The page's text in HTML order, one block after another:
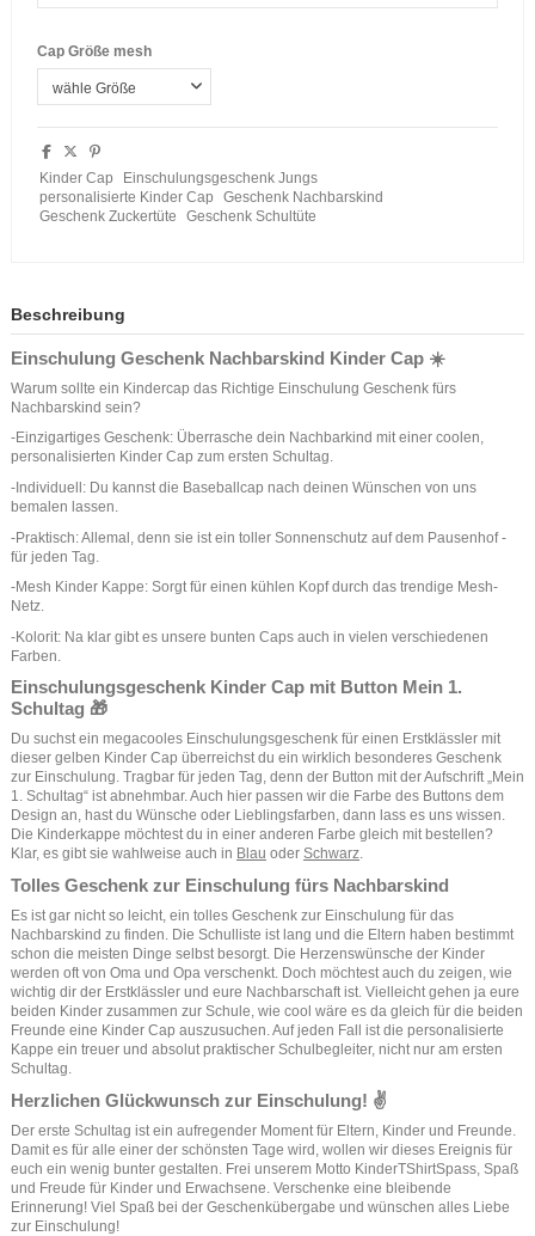
Cap Größe mesh
Kinder Cap
Einschulungsgeschenk Jungs
personalisierte Kinder Cap
Geschenk Nachbarskind
Geschenk Zuckertüte
Geschenk Schultüte
Beschreibung
Einschulung Geschenk Nachbarskind Kinder Cap ☀️
Warum sollte ein Kindercap das Richtige Einschulung Geschenk fürs
Nachbarskind sein?
-Einzigartiges Geschenk: Überrasche dein Nachbarkind mit einer coolen,
personalisierten Kinder Cap zum ersten Schultag.
-Individuell: Du kannst die Baseballcap nach deinen Wünschen von uns
bemalen lassen.
-Praktisch: Allemal, denn sie ist ein toller Sonnenschutz auf dem Pausenhof -
für jeden Tag.
-Mesh Kinder Kappe: Sorgt für einen kühlen Kopf durch das trendige Mesh-
Netz.
-Kolorit: Na klar gibt es unsere bunten Caps auch in vielen verschiedenen
Farben.
Einschulungsgeschenk Kinder Cap mit Button Mein 1.
Schultag 🎁
Du suchst ein megacooles Einschulungsgeschenk für einen Erstklässler mit
dieser gelben Kinder Cap überreichst du ein wirklich besonderes Geschenk
zur Einschulung. Tragbar für jeden Tag, denn der Button mit der Aufschrift „Mein
1. Schultag“ ist abnehmbar. Auch hier passen wir die Farbe des Buttons dem
Design an, hast du Wünsche oder Lieblingsfarben, dann lass es uns wissen.
Die Kinderkappe möchtest du in einer anderen Farbe gleich mit bestellen?
Klar, es gibt sie wahlweise auch in Blau oder Schwarz.
Tolles Geschenk zur Einschulung fürs Nachbarskind
Es ist gar nicht so leicht, ein tolles Geschenk zur Einschulung für das
Nachbarskind zu finden. Die Schulliste ist lang und die Eltern haben bestimmt
schon die meisten Dinge selbst besorgt. Die Herzenswünsche der Kinder
werden oft von Oma und Opa verschenkt. Doch möchtest auch du zeigen, wie
wichtig dir der Erstklässler und eure Nachbarschaft ist. Vielleicht gehen ja eure
beiden Kinder zusammen zur Schule, wie cool wäre es da gleich für die beiden
Freunde eine Kinder Cap auszusuchen. Auf jeden Fall ist die personalisierte
Kappe ein treuer und absolut praktischer Schulbegleiter, nicht nur am ersten
Schultag.
Herzlichen Glückwunsch zur Einschulung! ✌️
Der erste Schultag ist ein aufregender Moment für Eltern, Kinder und Freunde.
Damit es für alle einer der schönsten Tage wird, wollen wir dieses Ereignis für
euch ein wenig bunter gestalten. Frei unserem Motto KinderTShirtSpass, Spaß
und Freude für Kinder und Erwachsene. Verschenke eine bleibende
Erinnerung! Viel Spaß bei der Geschenkübergabe und wünschen alles Liebe
zur Einschulung!